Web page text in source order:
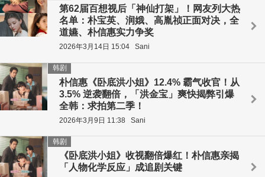
第62届百想视后「神仙打架」！网友列大热
名单：朴宝英、润娥、高胤祯正面对决，全
道嬿、朴信惠实力争奖
2026年3月14日 15:04 Sani
朴信惠《卧底洪小姐》12.4% 霸气收官！从
3.5% 逆袭翻倍，「洪金宝」爽快揭弊引爆
全韩：求拍第二季！
韩剧
2026年3月9日 11:38 Sani
《卧底洪小姐》收视翻倍爆红！朴信惠亲揭
「人物化学反应」成追剧关键
韩剧